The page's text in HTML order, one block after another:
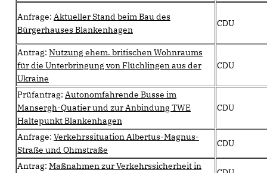
Anfrage: Aktueller Stand beim Bau des
Bürgerhauses Blankenhagen
CDU
Antrag: Nutzung ehem. britischen Wohnraums
für die Unterbringung von Flüchlingen aus der
Ukraine
CDU
Prüfantrag: Autonomfahrende Busse im
Mansergh-Quatier und zur Anbindung TWE
Haltepunkt Blankenhagen
CDU
Anfrage: Verkehrssituation Albertus-Magnus-
Straße und Ohmstraße
CDU
Antrag: Maßnahmen zur Verkehrssicherheit in